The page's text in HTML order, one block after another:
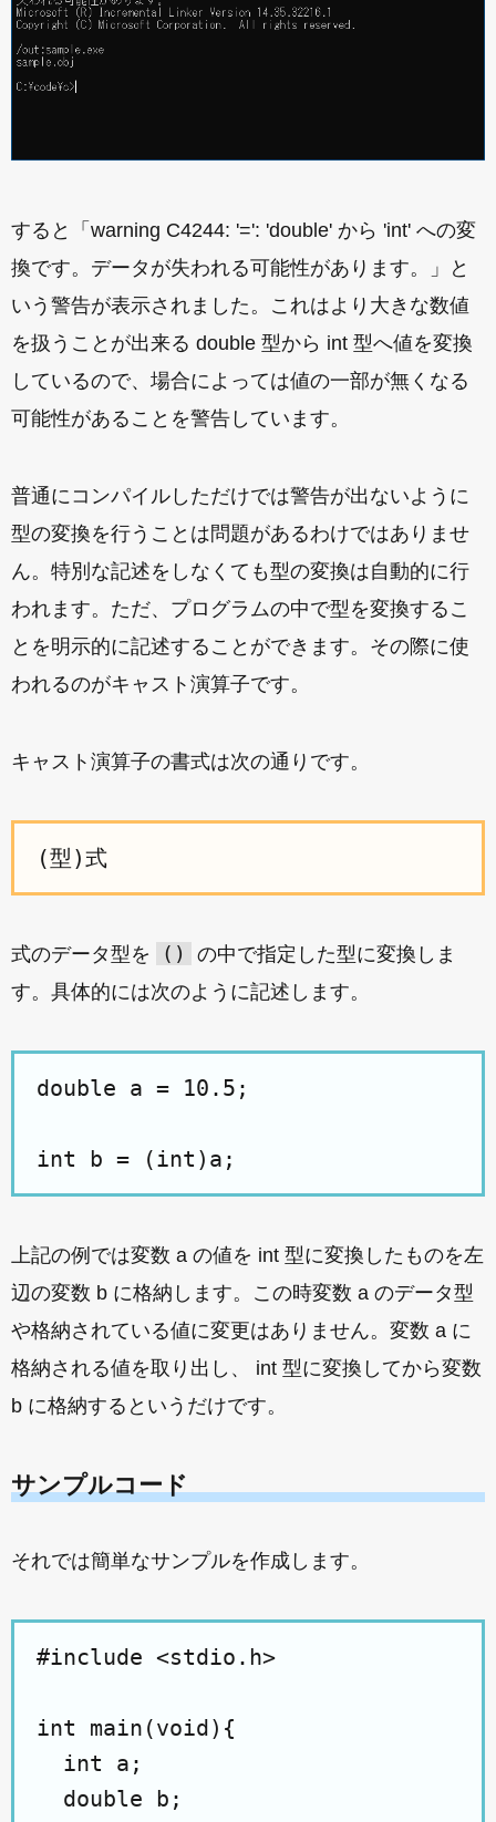
すると「warning C4244: '=': 'double' から 'int' への変
換です。データが失われる可能性があります。」と
いう警告が表示されました。これはより大きな数値
を扱うことが出来る double 型から int 型へ値を変換
しているので、場合によっては値の一部が無くなる
可能性があることを警告しています。
普通にコンパイルしただけでは警告が出ないように
型の変換を行うことは問題があるわけではありませ
ん。特別な記述をしなくても型の変換は自動的に行
われます。ただ、プログラムの中で型を変換するこ
とを明示的に記述することができます。その際に使
われるのがキャスト演算子です。
キャスト演算子の書式は次の通りです。
式のデータ型を ()
の中で指定した型に変換しま
す。具体的には次のように記述します。
double a = 10.5;
上記の例では変数 a の値を int 型に変換したものを左
辺の変数 b に格納します。この時変数 a のデータ型
や格納されている値に変更はありません。変数 a に
格納される値を取り出し、 int 型に変換してから変数
b に格納するというだけです。
サンプルコード
それでは簡単なサンプルを作成します。
#include <stdio.h>
int main(void){
  int a;
  double b;